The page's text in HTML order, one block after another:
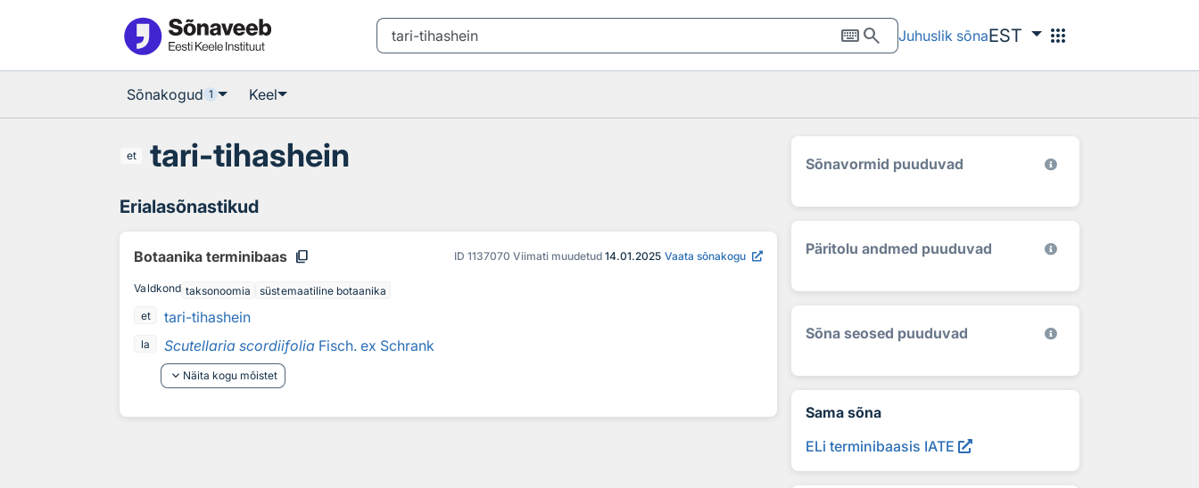
keyboardsearch Juhuslik sõnaEST apps
Sõnakogud 1 Keel
et tari-tihashein
Erialasõnastikud
Botaanika terminibaas content_copy ID 1137070 Viimati muudetud 14.01.2025 Vaata sõnakogu
Valdkond taksonoomia
süstemaatiline botaanika
et
tari-tihashein
la Scutellaria scordiifolia Fisch. ex Schrank
keyboard_arrow_down Näita kogu mõistet
Sõnavormid puuduvad
Päritolu andmed puuduvad
Sõna seosed puuduvad
Sama sõna
ELi terminibaasis IATE